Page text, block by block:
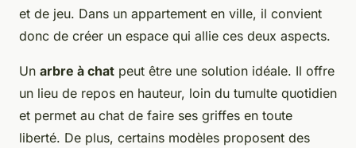
et de jeu. Dans un appartement en ville, il convient
donc de créer un espace qui allie ces deux aspects.
Un arbre à chat peut être une solution idéale. Il offre
un lieu de repos en hauteur, loin du tumulte quotidien
et permet au chat de faire ses griffes en toute
liberté. De plus, certains modèles proposent des